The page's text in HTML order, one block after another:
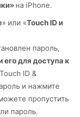
на iPhone.
» или «Touch ID и
пароль,
его для доступа к
ID &
и нажмите
пропустить
пароль.